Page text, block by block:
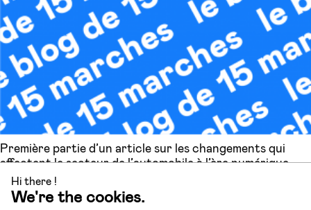
Première partie d’un article sur les changements qui
affectent le secteur de l’automobile à l’ère numérique,
vus au travers du prisme de la récente « affaire
Volkswagen » .
Hi there !
We're the cookies.